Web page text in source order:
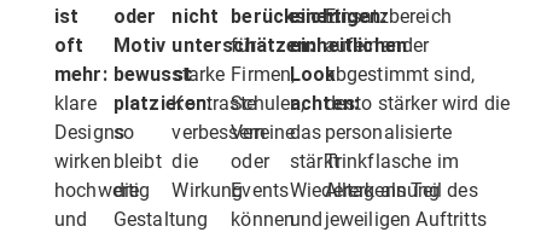
ist
oft
mehr:
klare
Designs
wirken
hochwertig
und
oder
Motiv
bewusst
platzieren:
so
bleibt
die
Gestaltung
nicht
unterschätzen:
starke
Kontraste
verbessern
die
Wirkung
berücksichtigen:
für
Firmen,
Schulen,
Vereine
oder
Events
können
einen
einheitlichen
Look
achten:
das
stärkt
Wiedererkennung
und
Einsatzbereich
aufeinander
abgestimmt sind,
desto stärker wird die
personalisierte
Trinkflasche im
Alltag als Teil des
jeweiligen Auftritts